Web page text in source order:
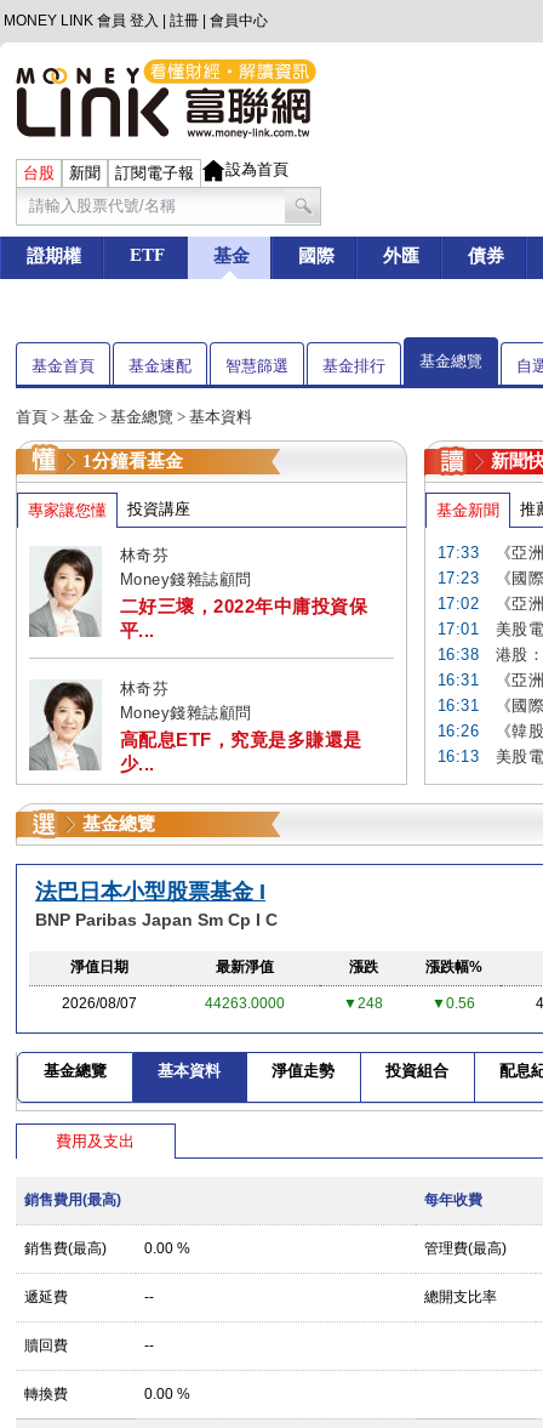
MONEY LINK 會員 登入 註冊 會員中心
台股 新聞 訂閱電子報 設為首頁
證期權 ETF 基金 國際 外匯 債券
基金首頁 基金速配 智慧篩選 基金排行 基金總覽 自
首頁 > 基金 > 基金總覽 > 基本資料
1分鐘看基金
專家讓您懂 投資講座
林奇芬
Money錢雜誌顧問
二好三壞，2022年中庸投資保
平...
林奇芬
Money錢雜誌顧問
高配息ETF，究竟是多賺還是
少...
新聞
基金新聞 推
17:33
《亞
17:23
《國
17:02
《亞
17:01
美股
16:38
港股
16:31
《亞
16:31
《國
16:26
《韓
16:13
美股
基金總覽
法巴日本小型股票基金 I
BNP Paribas Japan Sm Cp I C
淨值日期 最新淨值 漲跌 漲跌幅%
2026/08/07 44263.0000 ▼248 ▼0.56
基金總覽 基本資料 淨值走勢 投資組合 配息
費用及支出
銷售費用(最高) 每年收費
銷售費(最高) 0.00 % 管理費(最高)
遞延費 -- 總開支比率
贖回費 --
轉換費 0.00 %